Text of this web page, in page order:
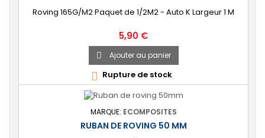
Roving 165G/M2 Paquet de 1/2M2 - Auto K Largeur 1 M
Prix
5,90 €
 Ajouter au panier
 Rupture de stock
MARQUE: ECOMPOSITES
RUBAN DE ROVING 50 MM